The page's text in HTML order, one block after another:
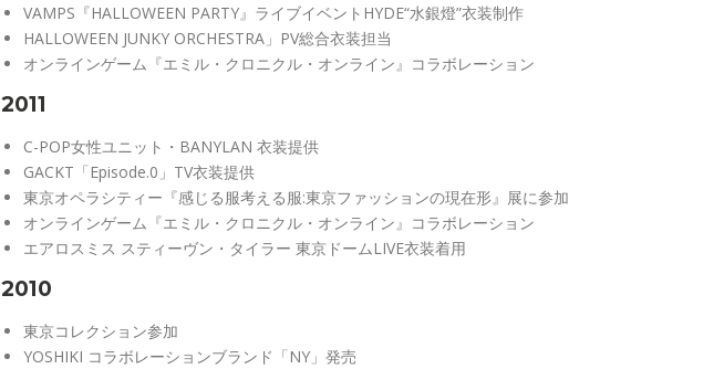
VAMPS『HALLOWEEN PARTY』ライブイベントHYDE“水銀燈”衣装制作
HALLOWEEN JUNKY ORCHESTRA」PV総合衣装担当
オンラインゲーム『エミル・クロニクル・オンライン』コラボレーション
2011
C-POP女性ユニット・BANYLAN 衣装提供
GACKT「Episode.0」TV衣装提供
東京オペラシティー『感じる服考える服:東京ファッションの現在形』展に参加
オンラインゲーム『エミル・クロニクル・オンライン』コラボレーション
エアロスミス スティーヴン・タイラー 東京ドームLIVE衣装着用
2010
東京コレクション参加
YOSHIKI コラボレーションブランド「NY」発売